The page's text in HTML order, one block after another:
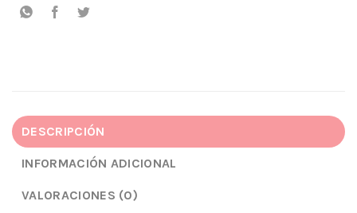
DESCRIPCIÓN
INFORMACIÓN ADICIONAL
VALORACIONES (0)